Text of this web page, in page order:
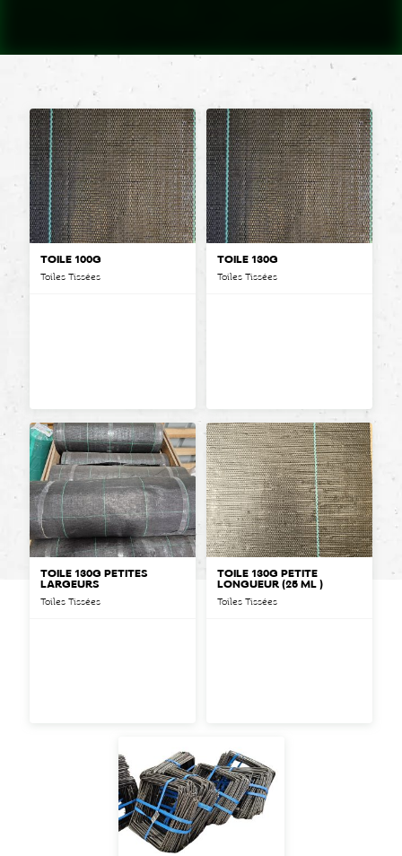
TOILE 100G
Toiles Tissées
TOILE 130G
Toiles Tissées
TOILE 130G PETITES
LARGEURS
Toiles Tissées
TOILE 130G PETITE
LONGUEUR (25 ML )
Toiles Tissées